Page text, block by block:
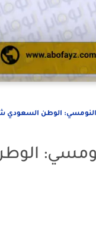
النومسي: الوطن السعودي